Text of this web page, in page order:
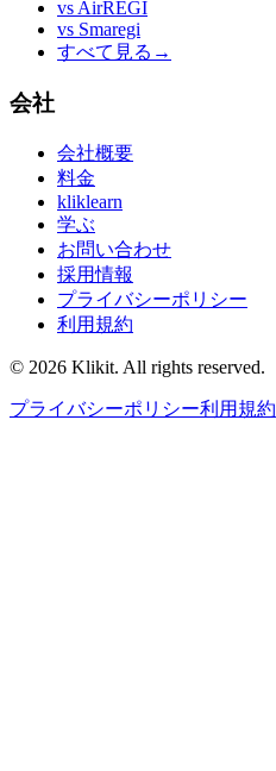
vs AirREGI
vs Smaregi
すべて見る →
会社
会社概要
料金
kliklearn
学ぶ
お問い合わせ
採用情報
プライバシーポリシー
利用規約
© 2026 Klikit. All rights reserved.
プライバシーポリシー利用規約